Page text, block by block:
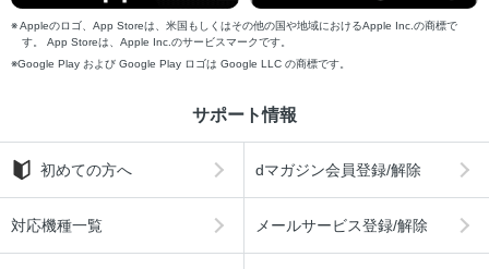
Appleのロゴ、App Storeは、米国もしくはその他の国や地域におけるApple Inc.の商標で
す。 App Storeは、Apple Inc.のサービスマークです。
Google Play および Google Play ロゴは Google LLC の商標です。
サポート情報
初めての方へ dマガジン会員登録/解除
対応機種一覧 メールサービス登録/解除